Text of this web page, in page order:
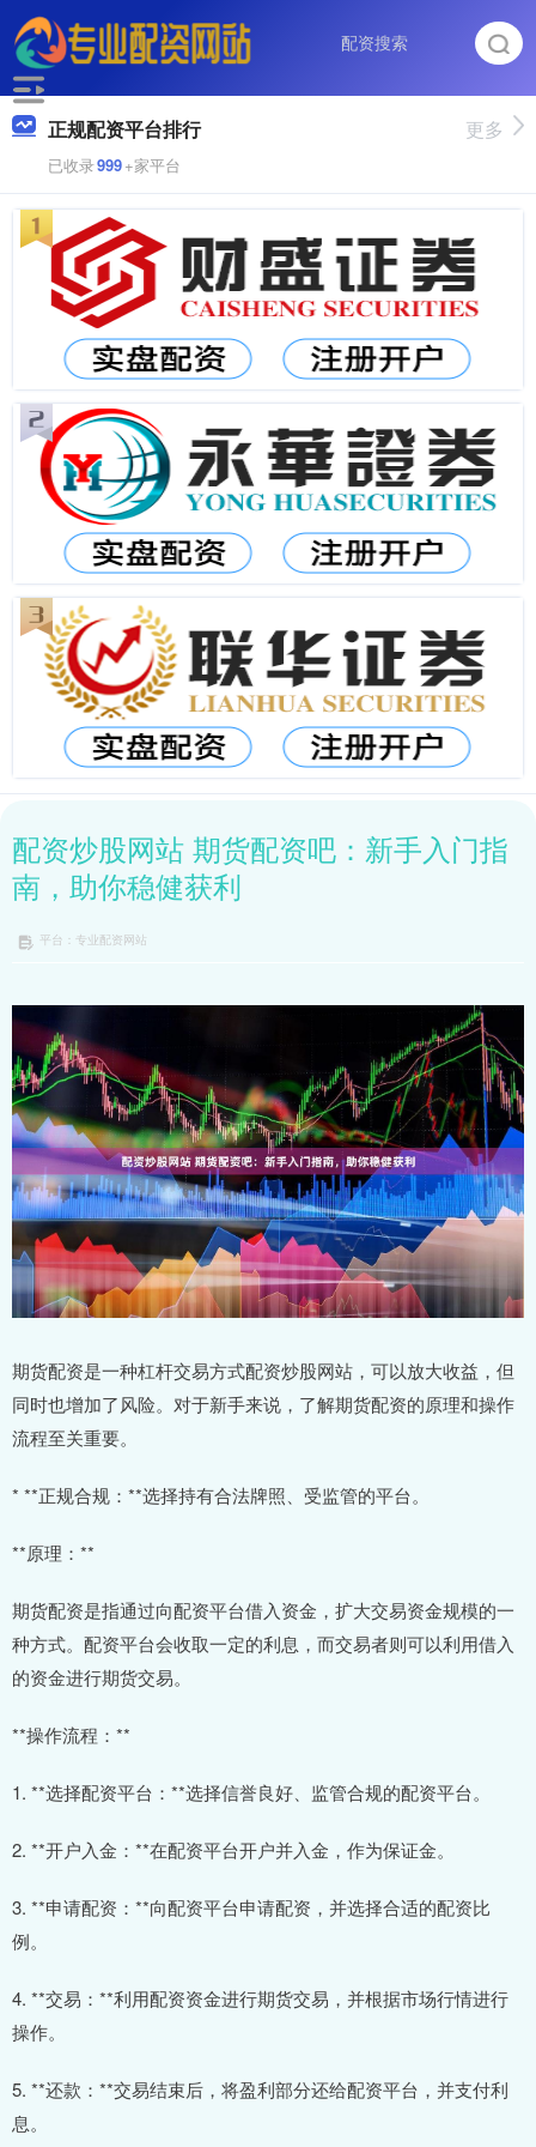
正规配资平台排行
已收录999+家平台
更多
配资炒股网站 期货配资吧：新手入门指
南，助你稳健获利
平台：专业配资网站
期货配资是一种杠杆交易方式配资炒股网站，可以放大收益，但
同时也增加了风险。对于新手来说，了解期货配资的原理和操作
流程至关重要。
* **正规合规：**选择持有合法牌照、受监管的平台。
**原理：**
期货配资是指通过向配资平台借入资金，扩大交易资金规模的一
种方式。配资平台会收取一定的利息，而交易者则可以利用借入
的资金进行期货交易。
**操作流程：**
1. **选择配资平台：**选择信誉良好、监管合规的配资平台。
2. **开户入金：**在配资平台开户并入金，作为保证金。
3. **申请配资：**向配资平台申请配资，并选择合适的配资比
例。
4. **交易：**利用配资资金进行期货交易，并根据市场行情进行
操作。
5. **还款：**交易结束后，将盈利部分还给配资平台，并支付利
息。